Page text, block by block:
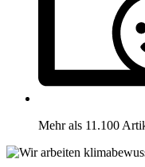
Mehr als 11.100